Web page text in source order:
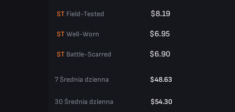
ST Field-Tested $8.19
ST Well-Worn $6.95
ST Battle-Scarred $6.90
7 Średnia dzienna $48.63
30 Średnia dzienna $54.30